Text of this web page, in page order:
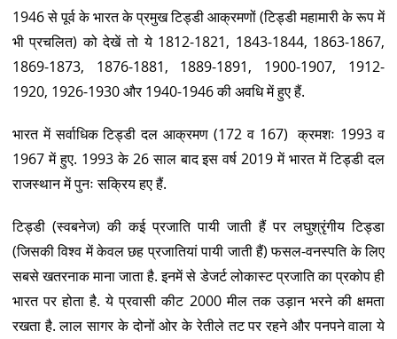
1946 से पूर्व के भारत के प्रमुख टिड्डी आक्रमणों (टिड्डी महामारी के रूप में
भी प्रचलित) को देखें तो ये 1812-1821, 1843-1844, 1863-1867,
1869-1873, 1876-1881, 1889-1891, 1900-1907, 1912-
1920, 1926-1930 और 1940-1946 की अवधि में हुए हैं.
भारत में सर्वाधिक टिड्डी दल आक्रमण (172 व 167) क्रमशः 1993 व
1967 में हुए. 1993 के 26 साल बाद इस वर्ष 2019 में भारत में टिड्डी दल
राजस्थान में पुनः सक्रिय हए हैं.
टिड्डी (स्वबनेज) की कई प्रजाति पायी जाती हैं पर लघुश्रृंगीय टिड्डा
(जिसकी विश्व में केवल छह प्रजातियां पायी जाती हैं) फसल-वनस्पति के लिए
सबसे खतरनाक माना जाता है. इनमें से डेजर्ट लोकास्ट प्रजाति का प्रकोप ही
भारत पर होता है. ये प्रवासी कीट 2000 मील तक उड़ान भरने की क्षमता
रखता है. लाल सागर के दोनों ओर के रेतीले तट पर रहने और पनपने वाला ये